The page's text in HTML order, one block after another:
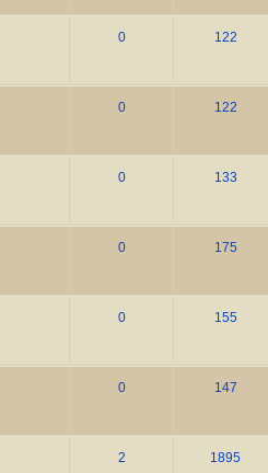
0 122
0 122
0 133
0 175
0 155
0 147
2 1895